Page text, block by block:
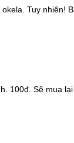
Tuy nhiên!
100đ. Sẽ mua